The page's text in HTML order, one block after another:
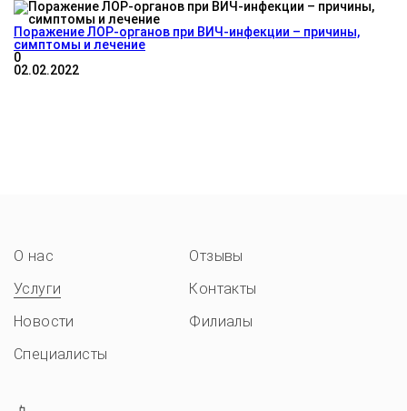
Поражение ЛОР-органов при ВИЧ-инфекции – причины,
симптомы и лечение
0
02.02.2022
О нас
Услуги
Новости
Специалисты
Отзывы
Контакты
Филиалы